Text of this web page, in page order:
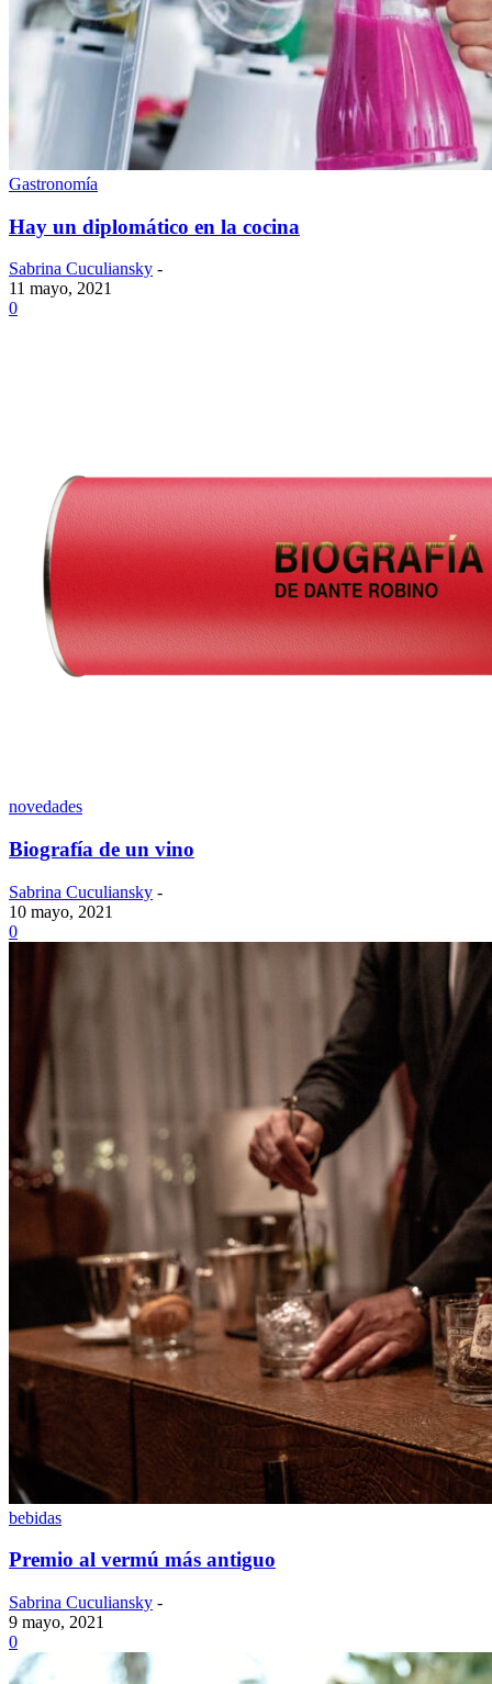
Gastronomía
Hay un diplomático en la cocina
Sabrina Cuculiansky -
11 mayo, 2021
0
novedades
Biografía de un vino
Sabrina Cuculiansky -
10 mayo, 2021
0
bebidas
Premio al vermú más antiguo
Sabrina Cuculiansky -
9 mayo, 2021
0